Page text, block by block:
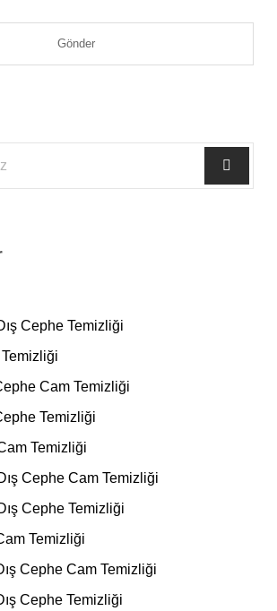
Cephe Temizliği
Cam Temizliği
Temizliği
Temizliği
Cephe Cam Temizliği
Cephe Temizliği
Temizliği
Cephe Cam Temizliği
Cephe Temizliği